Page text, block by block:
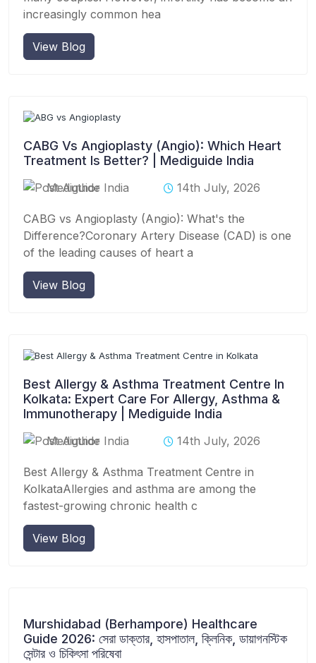
increasingly common hea
View Blog
CABG Vs Angioplasty (Angio): Which Heart
Treatment Is Better? | Mediguide India
Mediguide India 14th July, 2026
CABG vs Angioplasty (Angio): What's the
Difference?Coronary Artery Disease (CAD) is one
of the leading causes of heart a
View Blog
Best Allergy & Asthma Treatment Centre In
Kolkata: Expert Care For Allergy, Asthma &
Immunotherapy | Mediguide India
Mediguide India 14th July, 2026
Best Allergy & Asthma Treatment Centre in
KolkataAllergies and asthma are among the
fastest-growing chronic health c
View Blog
Murshidabad (Berhampore) Healthcare
Guide 2026: সেরা ডাক্তার, হাসপাতাল, ক্লিনিক, ডায়াগনস্টিক
সেন্টার ও চিকিৎসা পরিষেবা